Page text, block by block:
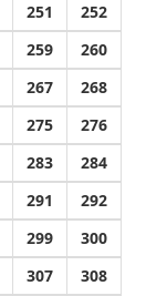
251
252
259
260
267
268
275
276
283
284
291
292
299
300
307
308